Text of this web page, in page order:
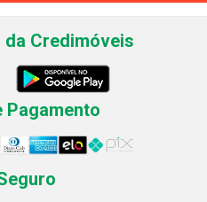
da Credimóveis
Pagamento